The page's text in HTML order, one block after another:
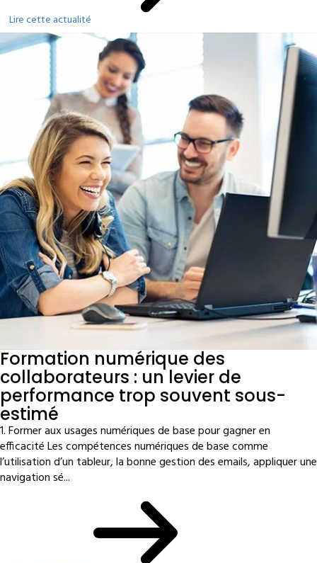
Lire cette actualité
Formation numérique des
collaborateurs : un levier de
performance trop souvent sous-
estimé
1. Former aux usages numériques de base pour gagner en
efficacité Les compétences numériques de base comme
l’utilisation d’un tableur, la bonne gestion des emails, appliquer une
navigation sé...